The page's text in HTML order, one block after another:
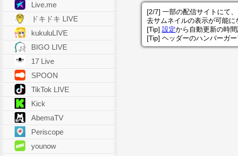
Live.me
ドキドキ LIVE
kukuluLIVE
BIGO LIVE
17 Live
SPOON
TikTok LIVE
Kick
AbemaTV
Periscope
younow
[2/7] 一部の配信サイトにて
去サムネイルの表示が可能に
[Tip] 設定から自動更新の時
[Tip] ヘッダーのハンバーガ